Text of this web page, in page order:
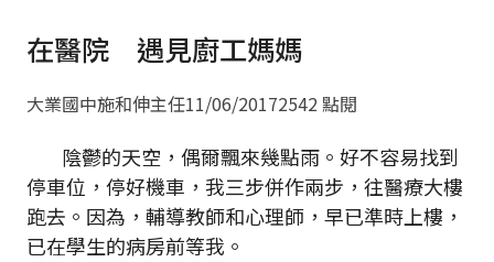
在醫院 遇見廚工媽媽
大業國中施和伸主任11/06/20172542 點閱
陰鬱的天空，偶爾飄來幾點雨。好不容易找到
停車位，停好機車，我三步併作兩步，往醫療大樓
跑去。因為，輔導教師和心理師，早已準時上樓，
已在學生的病房前等我。